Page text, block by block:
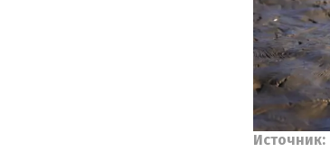
Источник: